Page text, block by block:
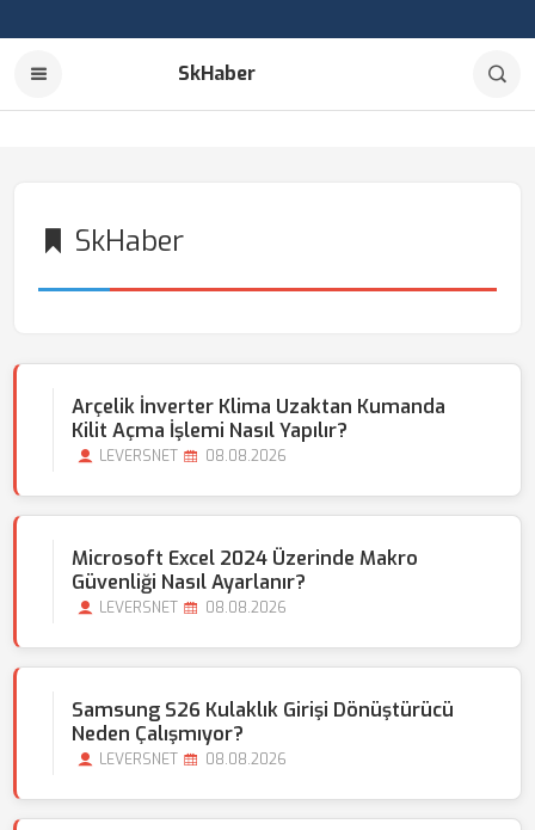
SkHaber
SkHaber
Arçelik İnverter Klima Uzaktan Kumanda
Kilit Açma İşlemi Nasıl Yapılır?
LEVERSNET 08.08.2026
Microsoft Excel 2024 Üzerinde Makro
Güvenliği Nasıl Ayarlanır?
LEVERSNET 08.08.2026
Samsung S26 Kulaklık Girişi Dönüştürücü
Neden Çalışmıyor?
LEVERSNET 08.08.2026